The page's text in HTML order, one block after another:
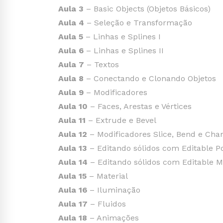
Aula 3 – Basic Objects (Objetos Básicos)
Aula 4 – Seleção e Transformação
Aula 5 – Linhas e Splines I
Aula 6 – Linhas e Splines II
Aula 7 – Textos
Aula 8 – Conectando e Clonando Objetos
Aula 9 – Modificadores
Aula 10 – Faces, Arestas e Vértices
Aula 11 – Extrude e Bevel
Aula 12 – Modificadores Slice, Bend e
Aula 13 – Editando sólidos com Editable
Aula 14 – Editando sólidos com Editable
Aula 15 – Material
Aula 16 – Iluminação
Aula 17 – Fluidos
Aula 18 – Animações